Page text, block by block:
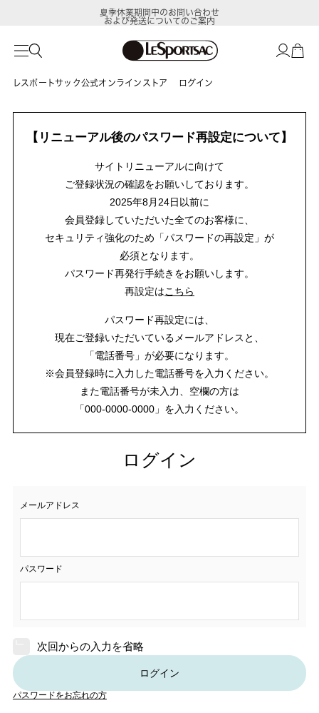
夏季休業期間中のお問い合わせ
および発送についてのご案内
レスポートサック公式オンラインストア ログイン
【リニューアル後のパスワード再設定について】
サイトリニューアルに向けて
ご登録状況の確認をお願いしております。
2025年8月24日以前に
会員登録していただいた全てのお客様に、
セキュリティ強化のため「パスワードの再設定」が
必須となります。
パスワード再発行手続きをお願いします。
再設定はこちら
パスワード再設定には、
現在ご登録いただいているメールアドレスと、
「電話番号」が必要になります。
※会員登録時に入力した電話番号を入力ください。
また電話番号が未入力、空欄の方は
「000-0000-0000」を入力ください。
ログイン
メールアドレス
パスワード
次回からの入力を省略
ログイン
パスワードをお忘れの方